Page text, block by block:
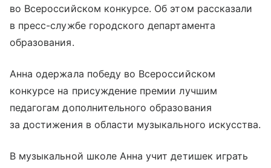
во Всероссийском конкурсе. Об этом рассказали
в пресс-службе городского департамента
образования.
Анна одержала победу во Всероссийском
конкурсе на присуждение премии лучшим
педагогам дополнительного образования
за достижения в области музыкального искусства.
В музыкальной школе Анна учит детишек играть